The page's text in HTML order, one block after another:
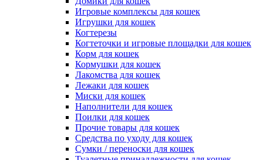
Игровые комплексы для кошек
Игрушки для кошек
Когтерезы
Когтеточки и игровые площадки для кошек
Корм для кошек
Кормушки для кошек
Лакомства для кошек
Лежаки для кошек
Миски для кошек
Наполнители для кошек
Поилки для кошек
Прочие товары для кошек
Средства по уходу для кошек
Сумки / переноски для кошек